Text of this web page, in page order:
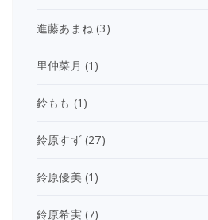
進藤あまね (3)
里仲菜月 (1)
鈴もも (1)
鈴原すず(27)
鈴原優美 (1)
鈴原希実(7)